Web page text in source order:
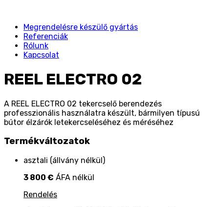
Megrendelésre készülő gyártás
Referenciák
Rólunk
Kapcsolat
REEL ELECTRO 02
A REEL ELECTRO 02 tekercselő berendezés
professzionális használatra készült, bármilyen típusú
bútor élzárók letekercseléséhez és méréséhez
Termékváltozatok
asztali (állvány nélkül)
3 800 € ÁFA nélkül
Rendelés